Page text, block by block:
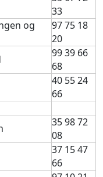
33
og
97 75 18
20
99 39 66
68
40 55 24
66
35 98 72
08
37 15 47
66